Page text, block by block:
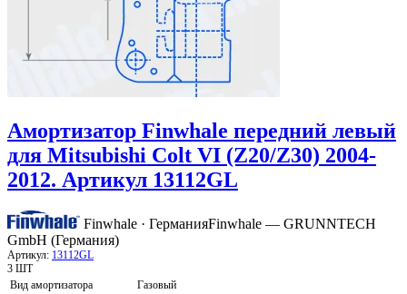
Амортизатор Finwhale передний левый
для Mitsubishi Colt VI (Z20/Z30) 2004-
2012. Артикул 13112GL
Finwhale · ГерманияFinwhale — GRUNNTECH
GmbH (Германия)
Артикул: 13112GL
3 ШТ
Вид амортизатора
Газовый